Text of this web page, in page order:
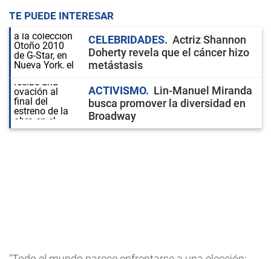
TE PUEDE INTERESAR
CELEBRIDADES
Actriz Shannon
Doherty revela que el cáncer hizo
metástasis
ACTIVISMO
Lin-Manuel Miranda
busca promover la diversidad en
Broadway